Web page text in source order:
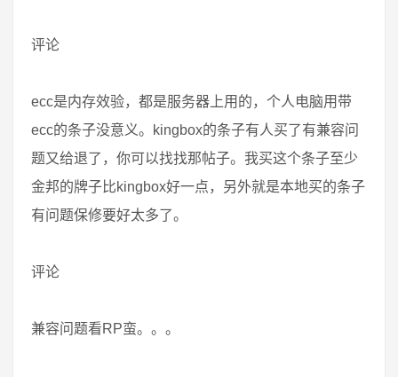
评论
ecc是内存效验，都是服务器上用的，个人电脑用带
ecc的条子没意义。kingbox的条子有人买了有兼容问
题又给退了，你可以找找那帖子。我买这个条子至少
金邦的牌子比kingbox好一点，另外就是本地买的条子
有问题保修要好太多了。
评论
兼容问题看RP蛮。。。